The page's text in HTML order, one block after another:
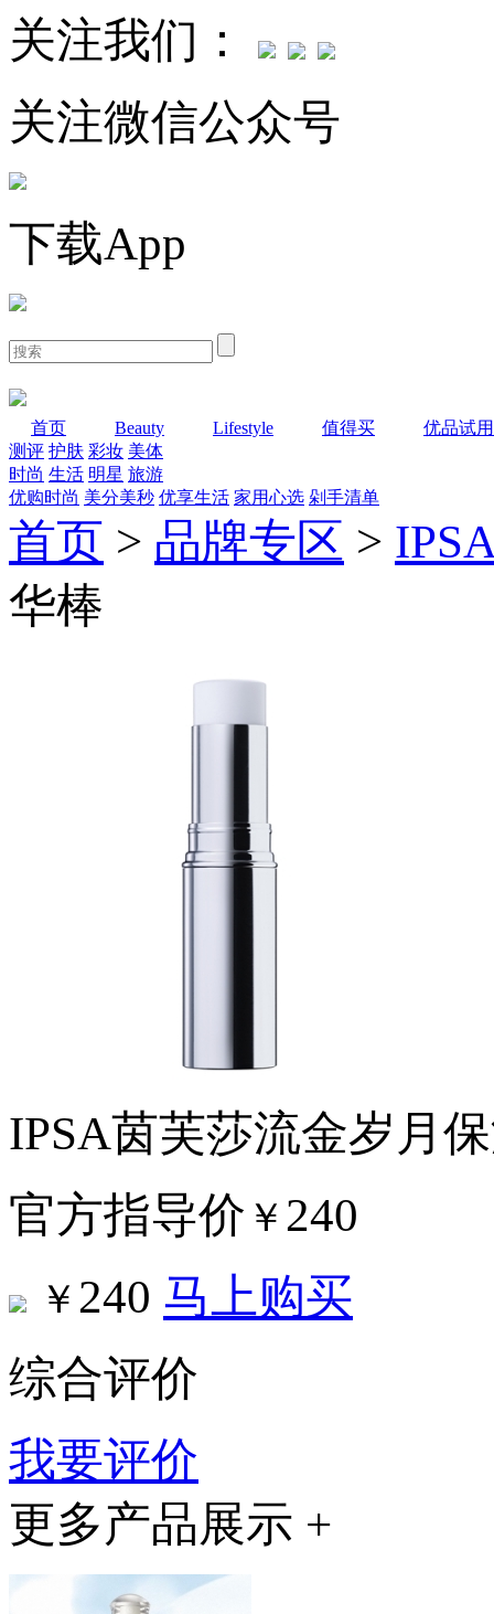
关注我们：
关注微信公众号
下载App
首页 Beauty Lifestyle 值得买
优品试用
测评 护肤 彩妆 美体
时尚 生活 明星 旅游
优购时尚 美分美秒 优享生活 家用心选 剁手清单
首页 > 品牌专区 >
华棒
IPSA茵芙莎流金岁月
官方指导价 ￥ 240
￥ 240 马上购买
综合评价
我要评价
更多产品展示 +